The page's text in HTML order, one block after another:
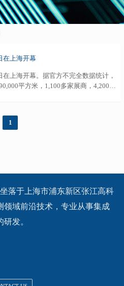
在上海开幕
在上海开幕。据官方不完全数据统计，
平方米，1,100多家展商，4,200多
1
落于上海市浦东新区张江高科
领域前沿技术，专业从事集成
发。